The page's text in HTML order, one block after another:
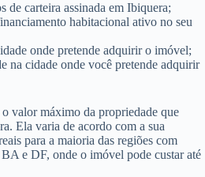
de carteira assinada em Ibiquera;
habitacional ativo no seu
onde pretende adquirir o imóvel;
na cidade onde você pretende adquirir
valor máximo da propriedade que
Ela varia de acordo com a sua
para a maioria das regiões com
e DF, onde o imóvel pode custar até